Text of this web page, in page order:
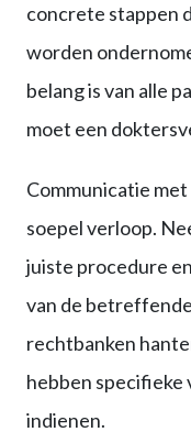
concrete stappen
worden
belang is van alle
moet een
Communicatie
soepel verloop.
juiste procedure
van de
rechtbanken
hebben specifieke
indienen.